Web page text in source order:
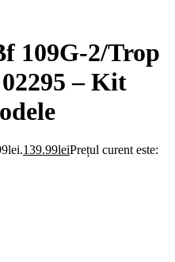
109G-2/Trop
– Kit
139.99leiPrețul curent este: